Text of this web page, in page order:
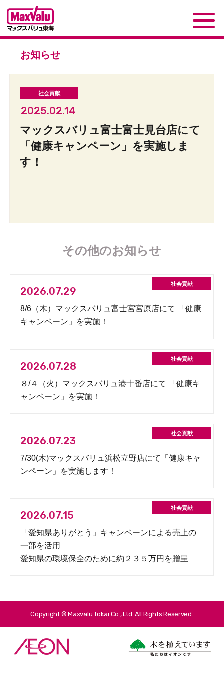
お知らせ
2025.02.14
マックスバリュ富士富士見台店にて
「健康キャンペーン」を実施しま
す！
その他のお知らせ
2026.07.29
8/6（木）マックスバリュ富士宮宮原店にて 「健康
キャンペーン」を実施！
2026.07.28
８/４（火）マックスバリュ港十番店にて 「健康キ
ャンペーン」を実施！
2026.07.23
7/30(木)マックスバリュ浜松立野店にて「健康キャ
ンペーン」を実施します！
2026.07.15
「愛知県ありがとう」キャンペーンによる売上の
一部を活用
愛知県の環境保全のために約２３５万円を贈呈
Copyright © Maxvalu Tokai Co., Ltd. All Rights Reserved.